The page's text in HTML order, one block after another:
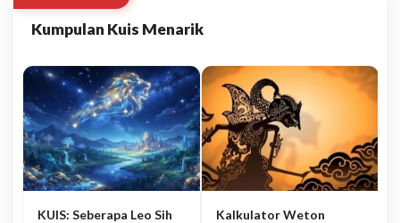
Kumpulan Kuis Menarik
KUIS: Seberapa Leo Sih
Kalkulator Weton